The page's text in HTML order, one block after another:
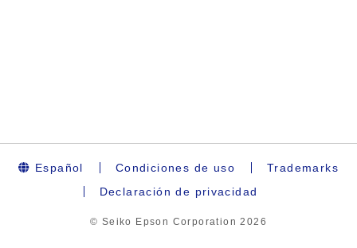
Español Condiciones de uso
Trademarks
Declaración de privacidad
© Seiko Epson Corporation2026